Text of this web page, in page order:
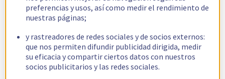
preferencias y usos, así como medir el rendimiento de
nuestras páginas;
y rastreadores de redes sociales y de socios externos:
que nos permiten difundir publicidad dirigida, medir
su eficacia y compartir ciertos datos con nuestros
socios publicitarios y las redes sociales.